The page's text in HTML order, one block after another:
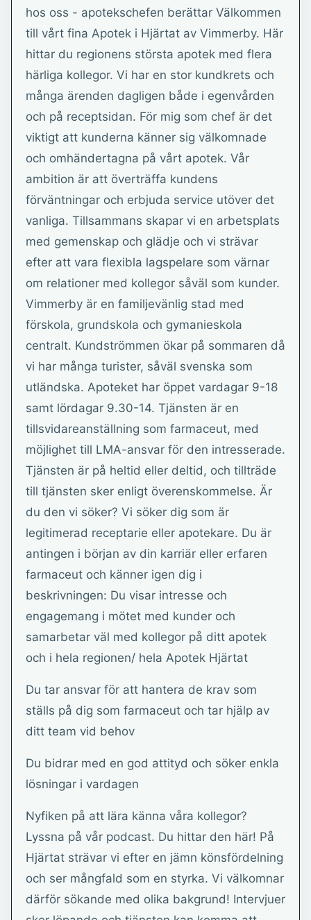
hos oss - apotekschefen berättar Välkommen
till vårt fina Apotek i Hjärtat av Vimmerby. Här
hittar du regionens största apotek med flera
härliga kollegor. Vi har en stor kundkrets och
många ärenden dagligen både i egenvården
och på receptsidan. För mig som chef är det
viktigt att kunderna känner sig välkomnade
och omhändertagna på vårt apotek. Vår
ambition är att överträffa kundens
förväntningar och erbjuda service utöver det
vanliga. Tillsammans skapar vi en arbetsplats
med gemenskap och glädje och vi strävar
efter att vara flexibla lagspelare som värnar
om relationer med kollegor såväl som kunder.
Vimmerby är en familjevänlig stad med
förskola, grundskola och gymanieskola
centralt. Kundströmmen ökar på sommaren då
vi har många turister, såväl svenska som
utländska. Apoteket har öppet vardagar 9-18
samt lördagar 9.30-14. Tjänsten är en
tillsvidareanställning som farmaceut, med
möjlighet till LMA-ansvar för den intresserade.
Tjänsten är på heltid eller deltid, och tillträde
till tjänsten sker enligt överenskommelse. Är
du den vi söker? Vi söker dig som är
legitimerad receptarie eller apotekare. Du är
antingen i början av din karriär eller erfaren
farmaceut och känner igen dig i
beskrivningen: Du visar intresse och
engagemang i mötet med kunder och
samarbetar väl med kollegor på ditt apotek
och i hela regionen/ hela Apotek Hjärtat
Du tar ansvar för att hantera de krav som
ställs på dig som farmaceut och tar hjälp av
ditt team vid behov
Du bidrar med en god attityd och söker enkla
lösningar i vardagen
Nyfiken på att lära känna våra kollegor?
Lyssna på vår podcast. Du hittar den här! På
Hjärtat strävar vi efter en jämn könsfördelning
och ser mångfald som en styrka. Vi välkomnar
därför sökande med olika bakgrund! Intervjuer